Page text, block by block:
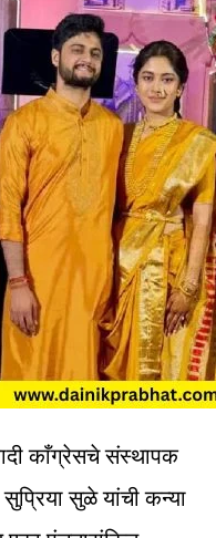
काँग्रेसचे संस्थापक
सुळे यांची कन्या